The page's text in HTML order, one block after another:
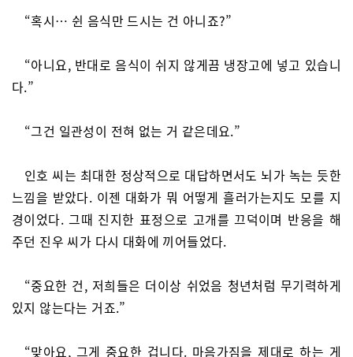
“혹시… 쉰 음식만 드시는 건 아니죠?”
“아니요, 반대로 음식이 쉬지 않게끔 냉장고에 넣고 있습니
다.”
“그건 일관성이 전혀 없는 거 같은데요.”
인호 씨는 최대한 정상적으로 대답하면서도 뇌가 녹는 듯한
느낌을 받았다. 이젠 대화가 뭐 어떻게 흘러가는지도 모를 지
경이었다. 그때 진지한 표정으로 고개를 끄덕이며 반응을 해
주던 진우 씨가 다시 대화에 끼어들었다.
“중요한 건, 저희들은 더이상 쉬었음 청년처럼 무기력하게
있지 않는다는 거죠.”
“맞아요, 그게 중요한 겁니다. 마음가짐을 제대로 하는 게